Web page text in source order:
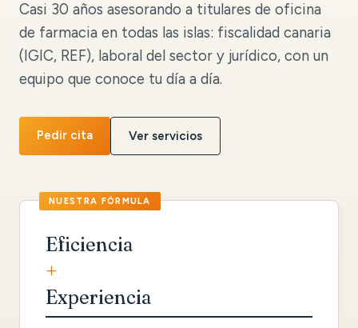
Casi 30 años asesorando a titulares de oficina
de farmacia en todas las islas: fiscalidad canaria
(IGIC, REF), laboral del sector y jurídico, con un
equipo que conoce tu día a día.
Pedir cita Ver servicios
Eficiencia
+
Experiencia